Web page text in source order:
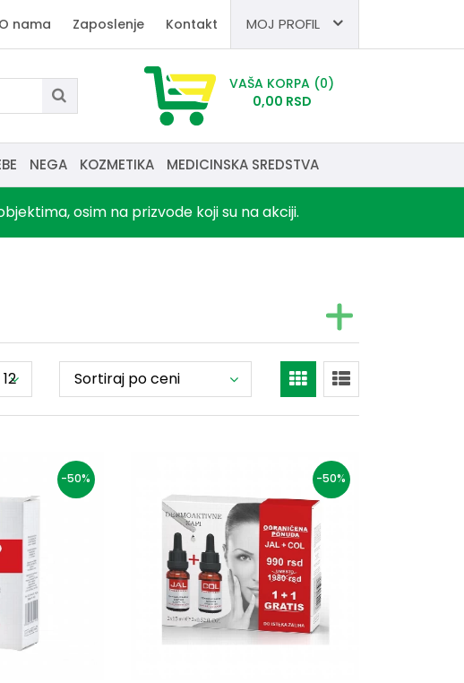
O nama Zaposlenje Kontakt MOJ PROFIL
VAŠA KORPA (0)
0,00 RSD
NEGA KOZMETIKA MEDICINSKA SREDSTVA
osim na prizvode koji su na akciji.
-50% -50%